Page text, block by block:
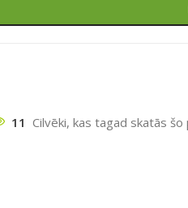
11 Cilvēki, kas tagad skatās šo